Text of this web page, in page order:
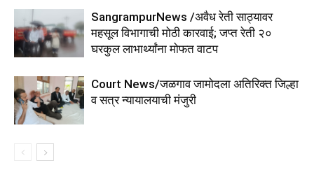
SangrampurNews /अवैध रेती साठ्यावर
महसूल विभागाची मोठी कारवाई; जप्त रेती २०
घरकुल लाभार्थ्यांना मोफत वाटप
Court News/जळगाव जामोदला अतिरिक्त जिल्हा
व सत्र न्यायालयाची मंजुरी